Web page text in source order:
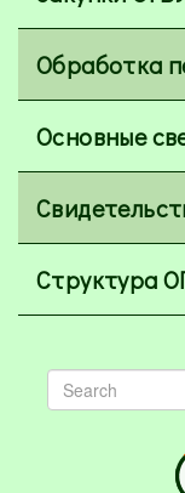
Обработка
Основные
Структура
Search